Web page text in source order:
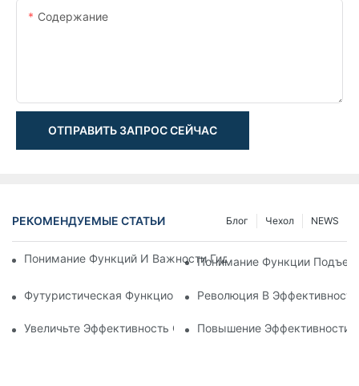
Содержание
ОТПРАВИТЬ ЗАПРОС СЕЙЧАС
РЕКОМЕНДУЕМЫЕ СТАТЬИ NEWS
Чехол
Блог
Понимание Функций И Важности Гидравлических
Понимание Функции
Футуристическая Функциональность: Исследование
Революция В
Увеличьте Эффективность С Помощью Телескопического
Повышение Эффективности: